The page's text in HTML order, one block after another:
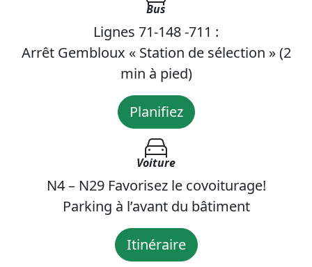
Bus
Lignes 71-148 -711 :
Arrêt Gembloux « Station de sélection » (2
min à pied)
Planifiez
Voiture
N4 – N29 Favorisez le covoiturage!
Parking à l’avant du bâtiment
Itinéraire